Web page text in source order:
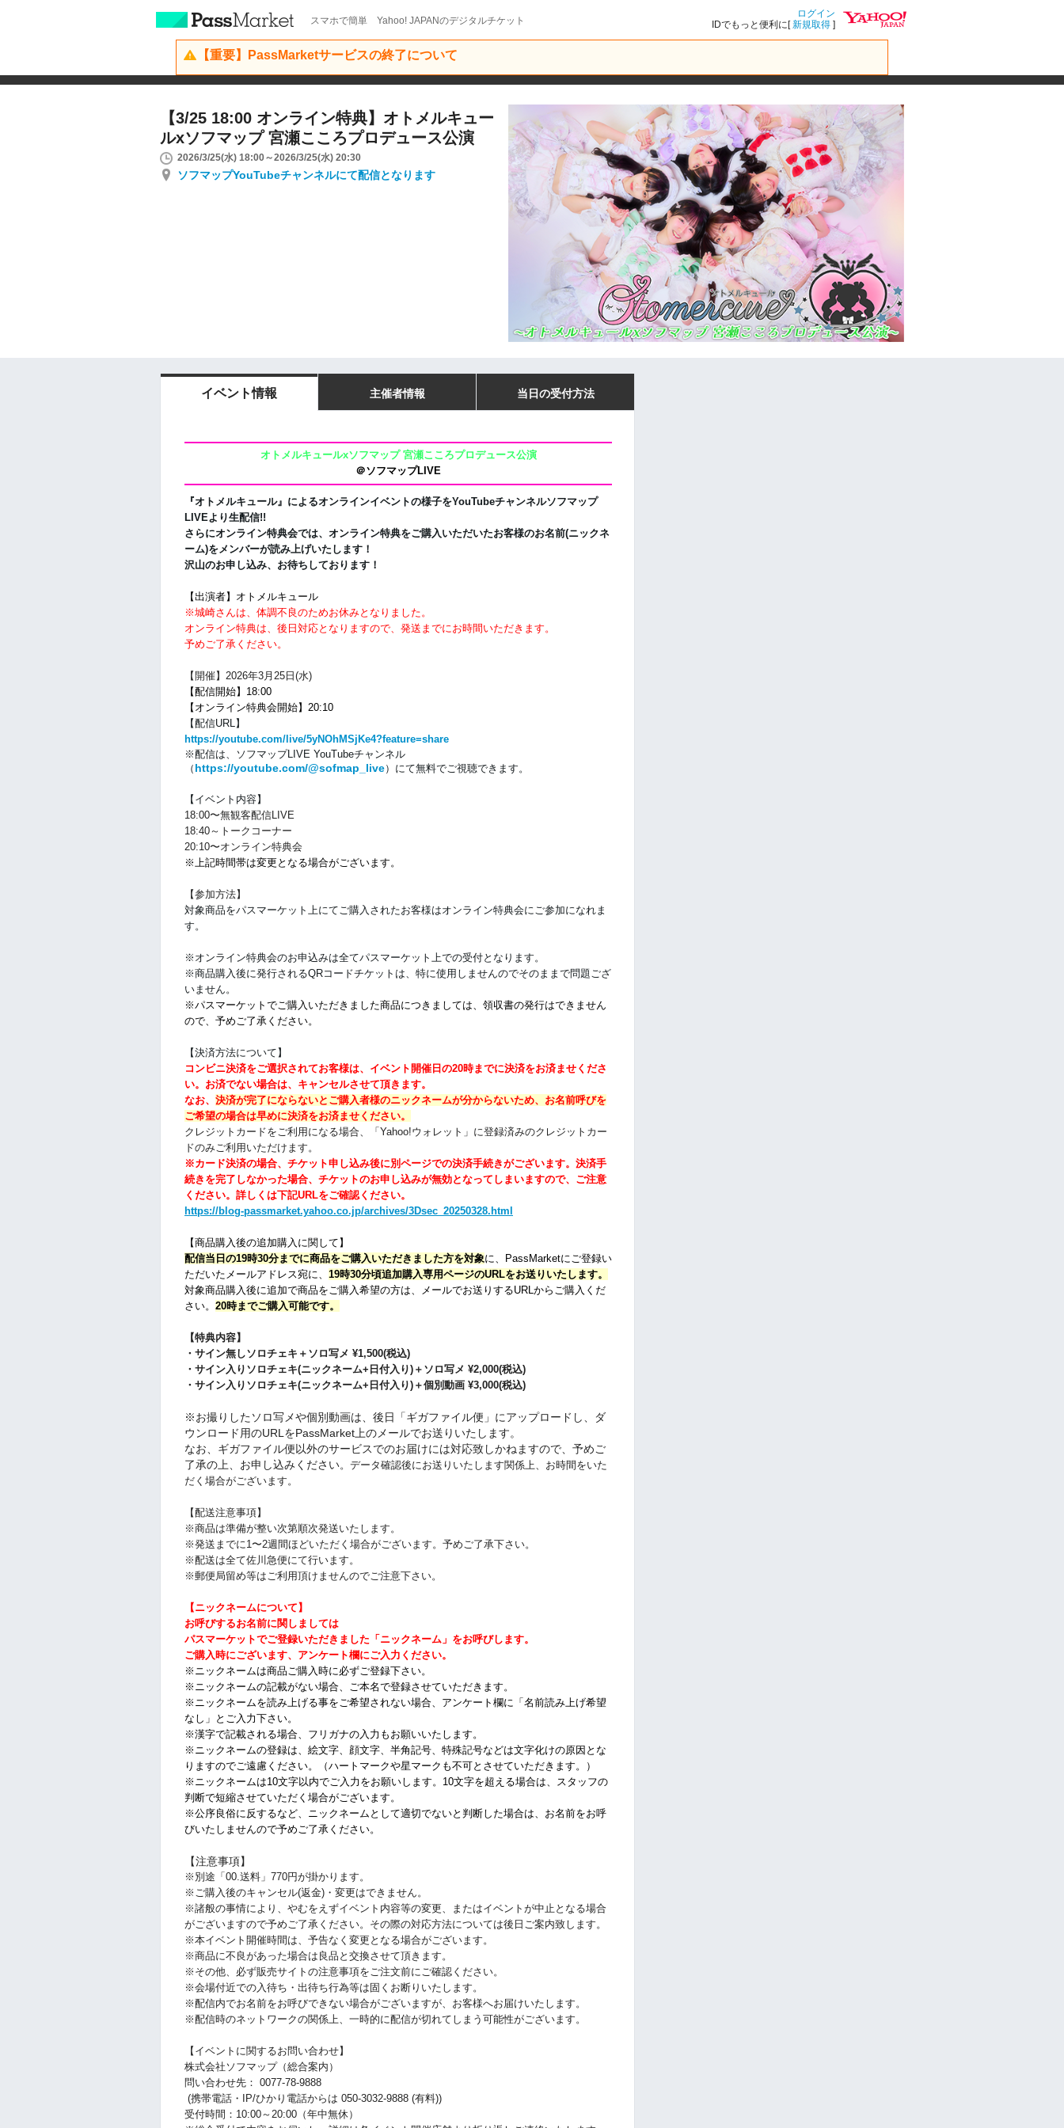
スマホで簡単 Yahoo! JAPANのデジタルチケット
ログイン
IDでもっと便利に[新規取得 ]
【重要】PassMarketサービスの終了について
【3/25 18:00 オンライン特典】オトメルキュー
ルxソフマップ 宮瀬こころプロデュース公演
2026/3/25(水) 18:00～2026/3/25(水) 20:30
ソフマップYouTubeチャンネルにて配信となります
イベント情報 主催者情報 当日の受付方法
オトメルキュールxソフマップ 宮瀬こころプロデュース公演
＠ソフマップLIVE
『オトメルキュール』によるオンラインイベントの様子をYouTubeチャンネルソフマップ
LIVEより生配信!!
さらにオンライン特典会では、オンライン特典をご購入いただいたお客様のお名前(ニックネ
ーム)をメンバーが読み上げいたします！
沢山のお申し込み、お待ちしております！
【出演者】 オトメルキュール
※城崎さんは、体調不良のためお休みとなりました。
オンライン特典は、後日対応となりますので、発送までにお時間いただきます。
予めご了承ください。
【開催】2026年3月25日(水)
【配信開始】18:00
【オンライン特典会開始】20:10
【配信URL】
https://youtube.com/live/5yNOhMSjKe4?feature=share
※配信は、
ソフマップLIVE YouTubeチャンネル
（ https://youtube.com/@sofmap_live）にて無料でご視聴できます。
【イベント内容】
18:00〜無観客配信LIVE
18:40～トークコーナー
20:10〜オンライン特典会
※上記時間帯は変更となる場合がございます。
【参加方法】
対象商品をパスマーケット上にてご購入されたお客様はオンライン特典会にご参加になれま
す。
※オンライン特典会のお申込みは全てパスマーケット上での受付となります。
※商品購入後に発行されるQRコードチケットは、特に使用しませんのでそのままで問題ござ
いません。
※パスマーケットでご購入いただきました商品につきましては、領収書の発行はできません
ので、予めご了承ください。
【決済方法について】
コンビニ決済をご選択されてお客様は、イベント開催日の20時までに決済をお済ませくださ
い。 お済でない場合は、キャンセルさせて頂きます。
なお、 決済が完了にならないとご購入者様のニックネームが分からないため、お名前呼びを
ご希望の場合は早めに決済をお済ませください。
クレジットカードをご利用になる場合、「Yahoo!ウォレット」に登録済みのクレジットカー
ドのみご利用いただけます。
※カード決済の場合、チケット申し込み後に別ページでの決済手続きがございます。 決済手
続きを完了しなかった場合、チケットのお申し込みが無効となってしまいますので、ご注意
ください。 詳しくは下記URLをご確認ください。
https://blog-passmarket.yahoo.co.jp/archives/3Dsec_20250328.html
【商品購入後の追加購入に関して】
配信当日の19時30分までに商品をご購入いただきました方を対象に、PassMarketにご登録い
ただいたメールアドレス宛に、 19時30分頃追加購入専用ページのURLをお送りいたします。
対象商品購入後に追加で商品をご購入希望の方は、メールでお送りするURLからご購入くだ
さい。 20時までご購入可能です。
【特典内容】
・サイン無しソロチェキ ＋ソロ写メ ¥1,500(税込)
・サイン入りソロチェキ(ニックネーム+日付入り)＋ソロ写メ ¥2,000(税込)
・サイン入りソロチェキ(ニックネーム+日付入り)＋個別動画 ¥3,000(税込)
※お撮りしたソロ写メや個別動画は、後日「ギガファイル便」にアップロードし、ダ
ウンロード用のURLをPassMarket上のメールでお送りいたします。
なお、ギガファイル便以外のサービスでのお届けには対応致しかねますので、予めご
了承の上、お申し込みください。データ確認後にお送りいたします関係上、お時間をいた
だく場合がございます。
【配送注意事項】
※商品は準備が整い次第順次発送いたします。
※発送までに1〜2週間ほどいただく場合がございます。予めご了承下さい。
※配送は全て佐川急便にて行います。
※郵便局留め等はご利用頂けませんのでご注意下さい。
【ニックネームについて】
お呼びするお名前に関しましては
パスマーケットでご登録いただきました「ニックネーム」をお呼びします。
ご購入時にございます、アンケート欄にご入力ください。
※ニックネームは商品ご購入時に必ずご登録下さい。
※ニックネームの記載がない場合、ご本名で登録させていただきます。
※ニックネームを読み上げる事をご希望されない場合、アンケート欄に「名前読み上げ希望
なし」とご入力下さい。
※漢字で記載される場合、フリガナの入力もお願いいたします。
※ニックネームの登録は、絵文字、顔文字、半角記号、特殊記号などは文字化けの原因とな
りますのでご遠慮ください。（ハートマークや星マークも不可とさせていただきます。）
※ニックネームは10文字以内でご入力をお願いします。10文字を超える場合は、スタッフの
判断で短縮させていただく場合がございます。
※公序良俗に反するなど、ニックネームとして適切でないと判断した場合は、お名前をお呼
びいたしませんので予めご了承ください。
【注意事項】
※別途「00.送料」770円が掛かります。
※ご購入後のキャンセル(返金)・変更はできません。
※諸般の事情により、やむをえずイベント内容等の変更、またはイベントが中止となる場合
がございますので予めご了承ください。その際の対応方法については後日ご案内致します。
※本イベント開催時間は、予告なく変更となる場合がございます。
※商品に不良があった場合は良品と交換させて頂きます。
※その他、必ず販売サイトの注意事項をご注文前にご確認ください。
※会場付近での入待ち・出待ち行為等は固くお断りいたします。
※配信内でお名前をお呼びできない場合がございますが、お客様へお届けいたします。
※配信時のネットワークの関係上、一時的に配信が切れてしまう可能性がございます。
【イベントに関するお問い合わせ】
株式会社ソフマップ（総合案内）
問い合わせ先： 0077-78-9888
(携帯電話・IP/ひかり電話からは 050-3032-9888 (有料))
受付時間：10:00～20:00（年中無休）